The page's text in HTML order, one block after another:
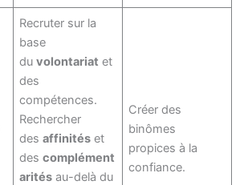
Recruter sur la
base
duvolontariat et
des
compétences.
Rechercher
desaffinités et
descomplément
arités au-delà du
Créer des
binômes
propices à la
confiance.